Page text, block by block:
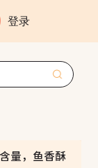
登录
量，鱼香酥